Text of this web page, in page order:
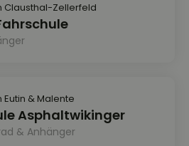
Clausthal-Zellerfeld
Eutin & Malente
Asphaltwikinger
& Anhänger